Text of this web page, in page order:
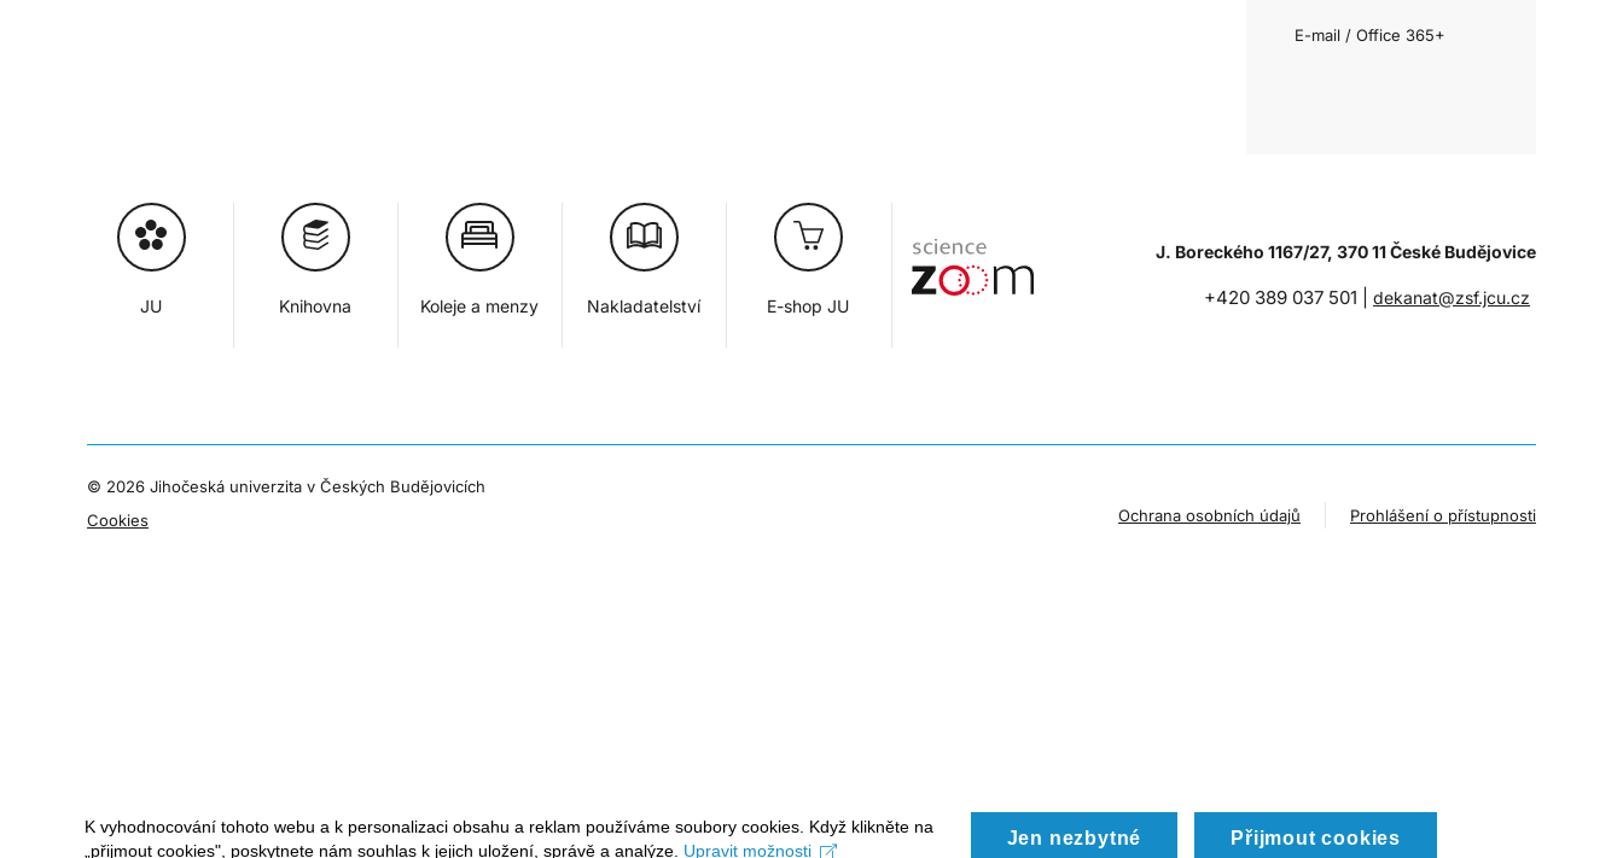
E-mail / Office 365+
JU Knihovna Koleje a menzy Nakladatelství E-shop JU
J. Boreckého 1167/27, 370 11 České Budějovice
+420 389 037 501 |dekanat@zsf.jcu.cz
© 2026 Jihočeská univerzita v Českých Budějovicích
Cookies
Ochrana osobních údajů Prohlášení o přístupnosti
K vyhodnocování tohoto webu a k personalizaci obsahu a reklam používáme soubory cookies. Když klikněte na
„přijmout cookies", poskytnete nám souhlas k jejich uložení, správě a analýze. Upravit možnosti
Jen nezbytné Přijmout cookies